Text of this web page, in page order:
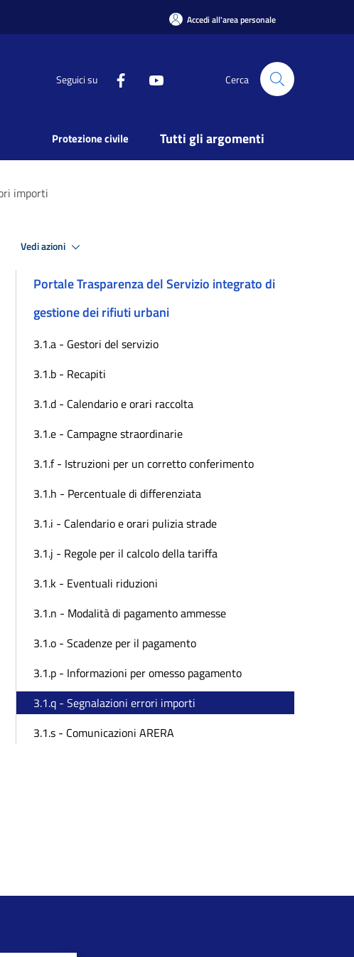
Accedi all'area personale
Seguici su Cerca
Protezione civile Tutti gli argomenti
importi
Vedi azioni
Portale Trasparenza del Servizio integrato di
gestione dei rifiuti urbani
3.1.a - Gestori del servizio
3.1.b - Recapiti
3.1.d - Calendario e orari raccolta
3.1.e - Campagne straordinarie
3.1.f - Istruzioni per un corretto conferimento
3.1.h - Percentuale di differenziata
3.1.i - Calendario e orari pulizia strade
3.1.j - Regole per il calcolo della tariffa
3.1.k - Eventuali riduzioni
3.1.n - Modalità di pagamento ammesse
3.1.o - Scadenze per il pagamento
3.1.p - Informazioni per omesso pagamento
3.1.q - Segnalazioni errori importi
3.1.s - Comunicazioni ARERA